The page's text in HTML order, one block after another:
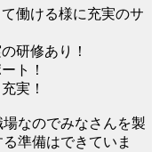
働ける様に充実のサ
研修あり！
ト！
実！
なのでみなさんを製
準備はできていま